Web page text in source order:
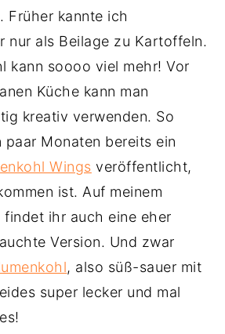
Früher kannte ich
nur als Beilage zu Kartoffeln.
kann soooo viel mehr! Vor
Küche kann man
kreativ verwenden. So
Monaten bereits ein
Wings veröffentlicht,
ist. Auf meinem
ihr auch eine eher
Version. Und zwar
, also süß-sauer mit
super lecker und mal